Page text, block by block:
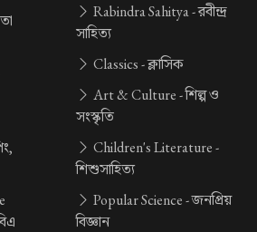
Rabindra Sahitya -রবীন্দ্র
সাহিত্য
Classics -ক্লাসিক
Art & Culture -শিল্প ও
সংস্কৃতি
Children's Literature -
শিশুসাহিত্য
Popular Science -জনপ্রিয়
বিজ্ঞান